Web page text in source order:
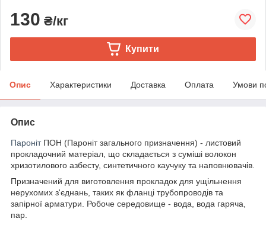
130 ₴/кг
Купити
Опис Характеристики Доставка Оплата Умови
Опис
ПаронітПОН (Пароніт загального призначення) - листовий
прокладочний матеріал, що складається з суміші волокон
хризотилового азбесту, синтетичного каучуку та наповнювачів.
Призначений для виготовлення прокладок для ущільнення
нерухомих з'єднань, таких як фланці трубопроводів та
запірної арматури. Робоче середовище - вода, вода гаряча,
пар.